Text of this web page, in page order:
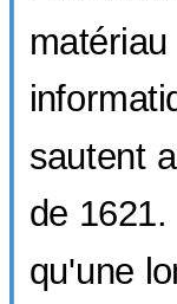
sautent
de
qu'une